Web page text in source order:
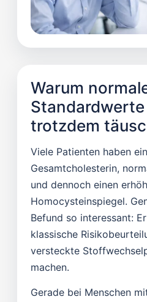
Warum
trotzdem
Viele Patienten haben
Gesamtcholesterin,
und dennoch einen
Homocysteinspiegel.
Befund so interessant:
klassische
versteckte
machen.
Gerade bei Menschen